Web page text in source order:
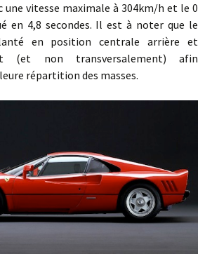
une vitesse maximale à 304km/h et le 0
en 4,8 secondes. Il est à noter que le
en position centrale arrière et
(et non transversalement) afin
répartition des masses.